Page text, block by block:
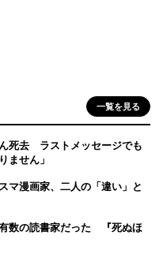
一覧を見る
死去 ラストメッセージでも
ません」
漫画家、二人の「違い」と
数の読書家だった 『死ぬほ